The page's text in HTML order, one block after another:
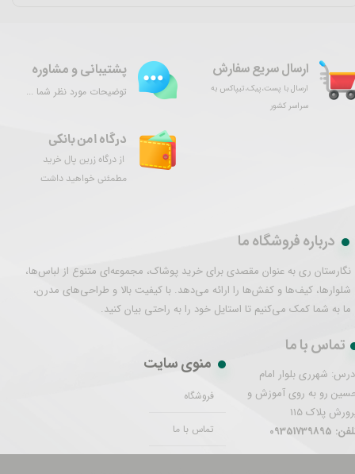
ارسال سریع سفارش
ارسال با پست،پیک،تیپاکس به
سراسر کشور
درگاه امن بانکی
از درگاه زرین پال خرید
مطمئنی خواهید داشت
پشتیبانی و مشاوره
توضیحات مورد نظر شما ...
درباره فروشگاه ما
نگارستان ری به عنوان مقصدی برای خرید پوشاک، مجموعه‌ای متنوع از لباس‌ها،
شلوارها، کیف‌ها و کفش‌ها را ارائه می‌دهد. با کیفیت بالا و طراحی‌های مدرن،
ما به شما کمک می‌کنیم تا استایل خود را به راحتی بیان کنید.
تماس با ما
شهرری بلوار امام
رو به روی آموزش و
پلاک 115
09351739895
منوی سایت
فروشگاه
تماس با ما